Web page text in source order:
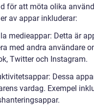
för att möta olika
av appar inkluderar:
medieappar: Detta är
med andra användare
Twitter och Instagram.
Dessa
vardag. Exempel